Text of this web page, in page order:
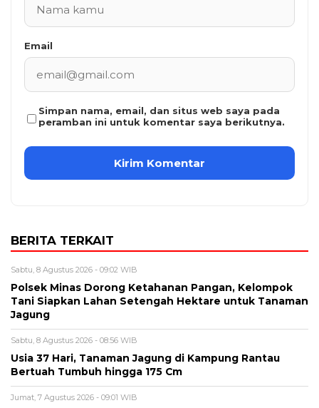
Email
Simpan nama, email, dan situs web saya pada
peramban ini untuk komentar saya berikutnya.
BERITA TERKAIT
Sabtu, 8 Agustus 2026 - 09:02 WIB
Polsek Minas Dorong Ketahanan Pangan, Kelompok
Tani Siapkan Lahan Setengah Hektare untuk Tanaman
Jagung
Sabtu, 8 Agustus 2026 - 08:56 WIB
Usia 37 Hari, Tanaman Jagung di Kampung Rantau
Bertuah Tumbuh hingga 175 Cm
Jumat, 7 Agustus 2026 - 09:01 WIB